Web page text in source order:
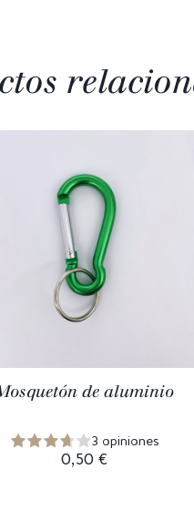
de aluminio
3 opiniones
0,50 €